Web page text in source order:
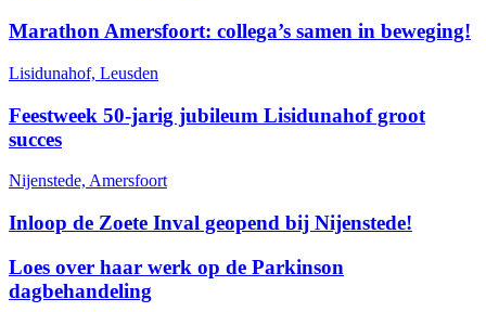
Marathon Amersfoort: collega’s samen in beweging!
Lisidunahof, Leusden
Feestweek 50-jarig jubileum Lisidunahof groot
succes
Nijenstede, Amersfoort
Inloop de Zoete Inval geopend bij Nijenstede!
Loes over haar werk op de Parkinson
dagbehandeling